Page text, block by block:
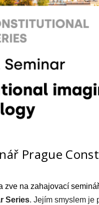
Prague
zve na zahajovací
Series. Jejím smyslem je